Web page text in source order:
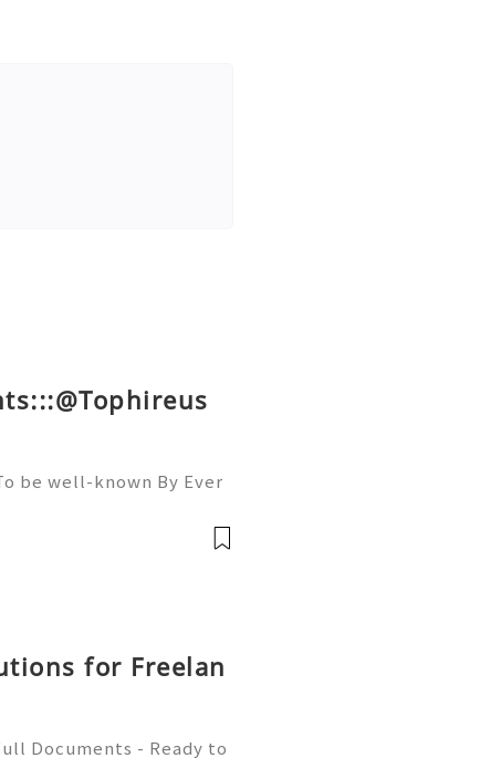
be well-known By Ever
Comments, And S
for Freelan
Documents - Ready to